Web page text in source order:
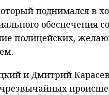
поднимался в
обеспечения
полицейских,
и Дмитрий
чрезвычайных